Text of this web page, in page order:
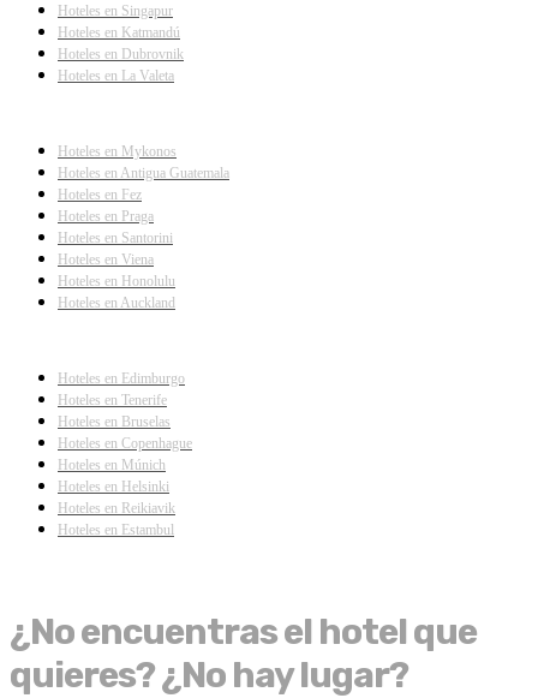
Hoteles en Singapur
Hoteles en Katmandú
Hoteles en Dubrovnik
Hoteles en La Valeta
Hoteles en Mykonos
Hoteles en Antigua Guatemala
Hoteles en Fez
Hoteles en Praga
Hoteles en Santorini
Hoteles en Viena
Hoteles en Honolulu
Hoteles en Auckland
Hoteles en Edimburgo
Hoteles en Tenerife
Hoteles en Bruselas
Hoteles en Copenhague
Hoteles en Múnich
Hoteles en Helsinki
Hoteles en Reikiavik
Hoteles en Estambul
¿No encuentras el hotel que
quieres? ¿No hay lugar?